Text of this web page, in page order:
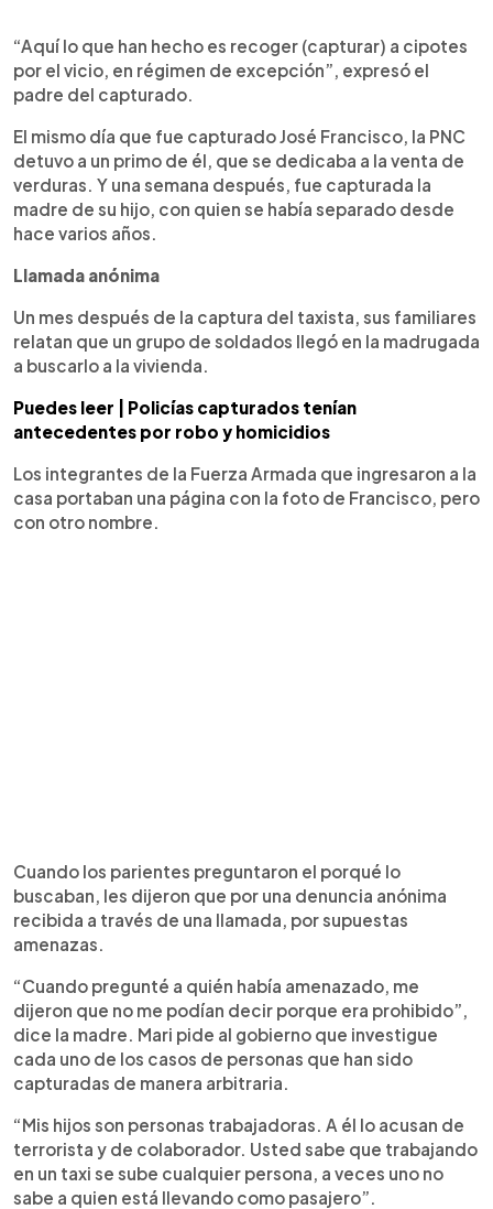
“Aquí lo que han hecho es recoger (capturar) a cipotes
por el vicio, en régimen de excepción”, expresó el
padre del capturado.
El mismo día que fue capturado José Francisco, la PNC
detuvo a un primo de él, que se dedicaba a la venta de
verduras. Y una semana después, fue capturada la
madre de su hijo, con quien se había separado desde
hace varios años.
Llamada anónima
Un mes después de la captura del taxista, sus familiares
relatan que un grupo de soldados llegó en la madrugada
a buscarlo a la vivienda.
Puedes leer | Policías capturados tenían
antecedentes por robo y homicidios
Los integrantes de la Fuerza Armada que ingresaron a la
casa portaban una página con la foto de Francisco, pero
con otro nombre.
Cuando los parientes preguntaron el porqué lo
buscaban, les dijeron que por una denuncia anónima
recibida a través de una llamada, por supuestas
amenazas.
“Cuando pregunté a quién había amenazado, me
dijeron que no me podían decir porque era prohibido”,
dice la madre. Mari pide al gobierno que investigue
cada uno de los casos de personas que han sido
capturadas de manera arbitraria.
“Mis hijos son personas trabajadoras. A él lo acusan de
terrorista y de colaborador. Usted sabe que trabajando
en un taxi se sube cualquier persona, a veces uno no
sabe a quien está llevando como pasajero”.